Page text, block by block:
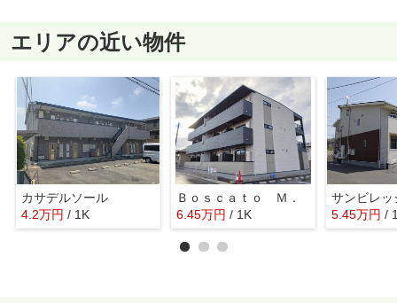
エリアの近い物件
カサデルソール
4.2万円 / 1K
Ｂｏｓｃａｔｏ Ｍ．
6.45万円 / 1K
サンビレッ
5.45万円 /